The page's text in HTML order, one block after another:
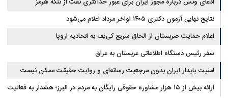
نتایج نهایی آزمون دکتری ۱۴۰۵ اواخر مرداد اعلام می‌شود
اعلام حمایت صربستان از الحاق سریع کی‌یف به اتحادیه اروپا
سفر رئیس دستگاه اطلاعاتی عربستان به عراق
امنیت پایدار ایران بدون مرجعیت رسانه‌ای و روایت حقیقت ممکن نیست
ارائه بیش از ۱۵ هزار مشاوره حقوقی رایگان به مردم در البرز؛ هشدار به فعالیت